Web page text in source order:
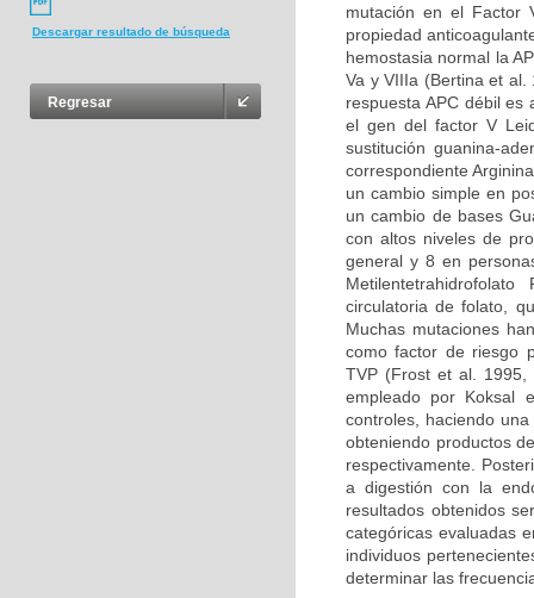
Descargar resultado de búsqueda
Regresar
mutación en el Factor
propiedad
hemostasia normal la
Va y VIIIa (Bertina et
respuesta APC débil es
el gen del factor V
sustitución guanina-
correspondiente
un cambio simple en
un cambio de bases
con altos niveles de
general y 8 en
circulatoria de folato,
Muchas mutaciones
como factor de riesgo
TVP (Frost et al. 1995,
empleado por Koksal
controles, haciendo
obteniendo productos
respectivamente.
a digestión con la
resultados obtenidos
categóricas evaluadas
individuos
determinar las